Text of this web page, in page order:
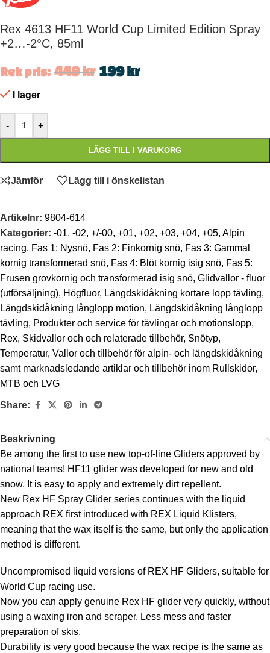
Rex 4613 HF11 World Cup Limited Edition Spray
+2…-2°C, 85ml
Rek pris: 449kr 199kr
I lager
- +
LÄGG TILL I VARUKORG
Jämför Lägg till i önskelistan
Artikelnr: 9804-614
Kategorier: -01, -02, +/-00, +01, +02, +03, +04, +05, Alpin
racing, Fas 1: Nysnö, Fas 2: Finkornig snö, Fas 3: Gammal
kornig transformerad snö, Fas 4: Blöt kornig isig snö, Fas 5:
Frusen grovkornig och transformerad isig snö, Glidvallor - fluor
(utförsäljning), Högfluor, Längdskidåkning kortare lopp tävling,
Längdskidåkning långlopp motion, Längdskidåkning långlopp
tävling, Produkter och service för tävlingar och motionslopp,
Rex, Skidvallor och och relaterade tillbehör, Snötyp,
Temperatur, Vallor och tillbehör för alpin- och längdskidåkning
samt marknadsledande artiklar och tillbehör inom Rullskidor,
MTB och LVG
Share:
Beskrivning
Be among the first to use new top-of-line Gliders approved by
national teams! HF11 glider was developed for new and old
snow. It is easy to apply and extremely dirt repellent.
New Rex HF Spray Glider series continues with the liquid
approach REX first introduced with REX Liquid Klisters,
meaning that the wax itself is the same, but only the application
method is different.
Uncompromised liquid versions of REX HF Gliders, suitable for
World Cup racing use.
Now you can apply genuine Rex HF glider very quickly, without
using a waxing iron and scraper. Less mess and faster
preparation of skis.
Durability is very good because the wax recipe is the same as